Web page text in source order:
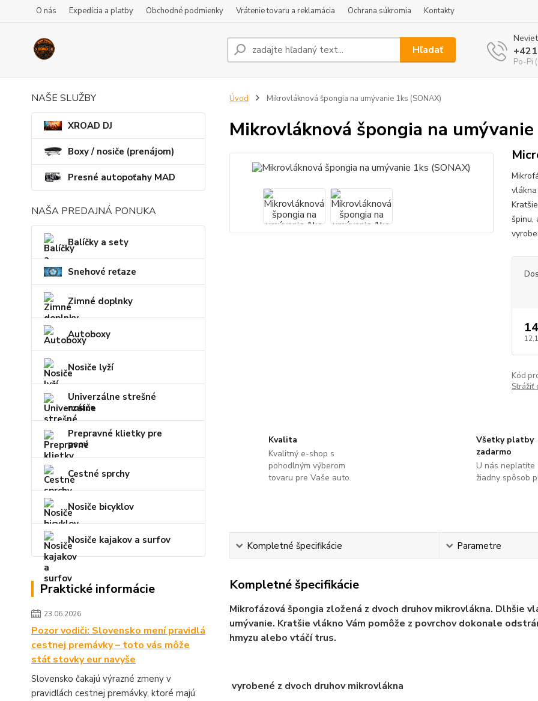
O nás Expedícia a platby Obchodné podmienky Vrátenie tovaru a reklamácia Ochrana súkromia Kontakty
Hľadať
Po-Pi
NAŠE SLUŽBY
XROAD DJ
Boxy / nosiče (prenájom)
Presné autopoťahy MAD
NAŠA PREDAJNÁ PONUKA
Balíčky a sety
Snehové reťaze
Zimné doplnky
Autoboxy
Nosiče lyží
Univerzálne strešné
nosiče
Prepravné klietky pre
psov
Cestné sprchy
Nosiče bicyklov
Nosiče kajakov a surfov
Praktické informácie
23.06.2026
Pozor vodiči: Slovensko mení pravidlá
cestnej premávky – toto vás môže
stáť stovky eur navyše
Slovensko čakajú výrazné zmeny v
pravidlách cestnej premávky, ktoré majú
Úvod Mikrovláknová špongia na umývanie 1ks (SONAX)
Mikrovláknová špongia na
špinu,
Kód
Strážiť
Kvalita
Kvalitný e-shop s
pohodlným výberom
tovaru pre Vaše auto.
Všetky platby
zadarmo
U nás neplatíte
žiadny spôsob
Kompletné špecifikácie Parametre
Kompletné špecifikácie
Mikrofázová špongia zložená z dvoch druhov mikrovlákna. Dlhšie
umývanie. Kratšie vlákno Vám pomôže z povrchov dokonale
hmyzu alebo vtáčí trus.
vyrobené z dvoch druhov mikrovlákna